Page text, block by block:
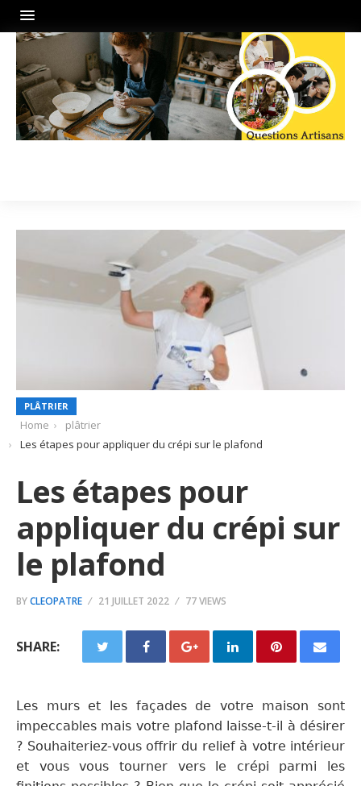
PLÂTRIER
Home
plâtrier
Les étapes pour appliquer du crépi sur le plafond
Les étapes pour
appliquer du crépi sur
le plafond
BYCLEOPATRE 21 JUILLET 2022 77 VIEWS
SHARE:
Les murs et les façades de votre maison sont
impeccables mais votre plafond
laisse-t-il
à désirer
? Souhaiteriez-vous offrir du relief à votre intérieur
et vousvous tourner vers le crépi parmi les